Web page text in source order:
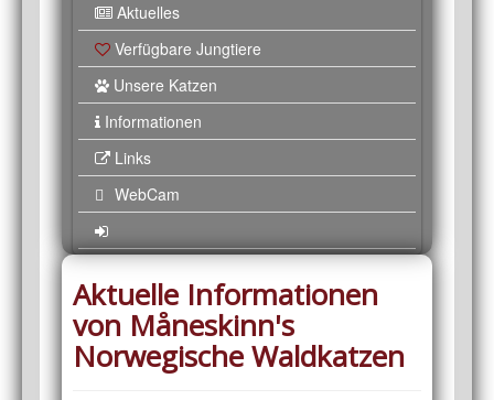
Aktuelles
Verfügbare Jungtiere
Unsere Katzen
Informationen
Links
WebCam
Aktuelle Informationen
von Måneskinn's
Norwegische Waldkatzen